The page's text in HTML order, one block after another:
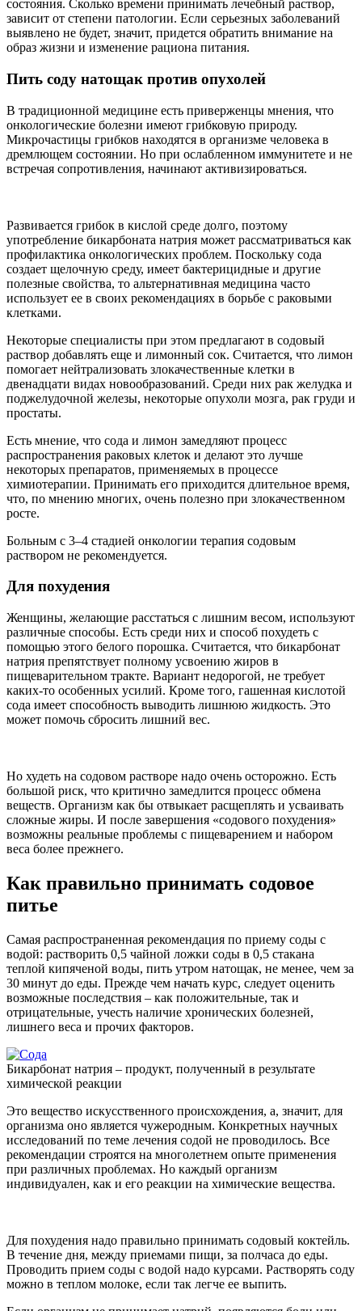
состояния. Сколько времени принимать лечебный раствор,
зависит от степени патологии. Если серьезных заболеваний
выявлено не будет, значит, придется обратить внимание на
образ жизни и изменение рациона питания.
Пить соду натощак против опухолей
В традиционной медицине есть приверженцы мнения, что
онкологические болезни имеют грибковую природу.
Микрочастицы грибков находятся в организме человека в
дремлющем состоянии. Но при ослабленном иммунитете и не
встречая сопротивления, начинают активизироваться.
Развивается грибок в кислой среде долго, поэтому
употребление бикарбоната натрия может рассматриваться как
профилактика онкологических проблем. Поскольку сода
создает щелочную среду, имеет бактерицидные и другие
полезные свойства, то альтернативная медицина часто
использует ее в своих рекомендациях в борьбе с раковыми
клетками.
Некоторые специалисты при этом предлагают в содовый
раствор добавлять еще и лимонный сок. Считается, что лимон
помогает нейтрализовать злокачественные клетки в
двенадцати видах новообразований. Среди них рак желудка и
поджелудочной железы, некоторые опухоли мозга, рак груди и
простаты.
Есть мнение, что сода и лимон замедляют процесс
распространения раковых клеток и делают это лучше
некоторых препаратов, применяемых в процессе
химиотерапии. Принимать его приходится длительное время,
что, по мнению многих, очень полезно при злокачественном
росте.
Больным с 3–4 стадией онкологии терапия содовым
раствором не рекомендуется.
Для похудения
Женщины, желающие расстаться с лишним весом, используют
различные способы. Есть среди них и способ похудеть с
помощью этого белого порошка. Считается, что бикарбонат
натрия препятствует полному усвоению жиров в
пищеварительном тракте. Вариант недорогой, не требует
каких-то особенных усилий. Кроме того, гашенная кислотой
сода имеет способность выводить лишнюю жидкость. Это
может помочь сбросить лишний вес.
Но худеть на содовом растворе надо очень осторожно. Есть
большой риск, что критично замедлится процесс обмена
веществ. Организм как бы отвыкает расщеплять и усваивать
сложные жиры. И после завершения «содового похудения»
возможны реальные проблемы с пищеварением и набором
веса более прежнего.
Как правильно принимать содовое
питье
Самая распространенная рекомендация по приему соды с
водой: растворить 0,5 чайной ложки соды в 0,5 стакана
теплой кипяченой воды, пить утром натощак, не менее, чем за
30 минут до еды. Прежде чем начать курс, следует оценить
возможные последствия – как положительные, так и
отрицательные, учесть наличие хронических болезней,
лишнего веса и прочих факторов.
Бикарбонат натрия – продукт, полученный в результате
химической реакции
Это вещество искусственного происхождения, а, значит, для
организма оно является чужеродным. Конкретных научных
исследований по теме лечения содой не проводилось. Все
рекомендации строятся на многолетнем опыте применения
при различных проблемах. Но каждый организм
индивидуален, как и его реакции на химические вещества.
Для похудения надо правильно принимать содовый коктейль.
В течение дня, между приемами пищи, за полчаса до еды.
Проводить прием соды с водой надо курсами. Растворять соду
можно в теплом молоке, если так легче ее выпить.